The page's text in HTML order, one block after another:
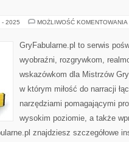
- 2025 MOŻLIWOŚĆ KOMENTOWANIA
GryFabularne.pl to serwis
wyobraźni, rozgrywkom,
wskazówkom dla Mistrzów
w którym miłość do narracji
narzędziami pomagającymi
wysokim poziomie, a także
znajdziesz szczegółowe